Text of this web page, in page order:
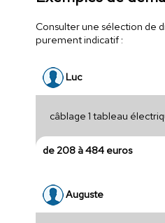
Consulter une sélection de
purement indicatif :
Luc
câblage 1 tableau
de 208 à 484 euros
Auguste